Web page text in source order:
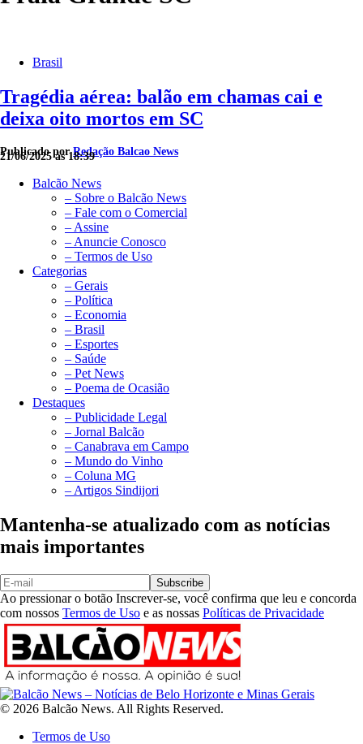
Brasil
Tragédia aérea: balão em chamas cai e
deixa oito mortos em SC
Publicado porRedação Balcao News
21/06/2025 às 18:39
Balcão News
– Sobre o Balcão News
– Fale com o Comercial
– Assine
– Anuncie Conosco
– Termos de Uso
Categorias
– Gerais
– Política
– Economia
– Brasil
– Esportes
– Saúde
– Pet News
– Poema de Ocasião
Destaques
– Publicidade Legal
– Jornal Balcão
– Canabrava em Campo
– Mundo do Vinho
– Coluna MG
– Artigos Sindijori
Mantenha-se atualizado com as notícias
mais importantes
Subscribe
Ao pressionar o botão Inscrever-se, você confirma que leu e concorda
com nossos Termos de Uso e as nossas Políticas de Privacidade
© 2026 Balcão News. All Rights Reserved.
Termos de Uso